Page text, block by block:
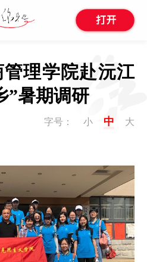
理学院赴沅江
”暑期调研
字号： 小 中
大